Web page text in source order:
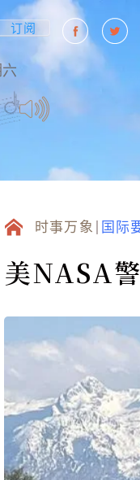
订阅
时事万象 国际
美NASA